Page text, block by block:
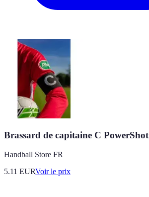
Brassard de capitaine C PowerShot
Handball Store FR
5.11 EURVoir le prix